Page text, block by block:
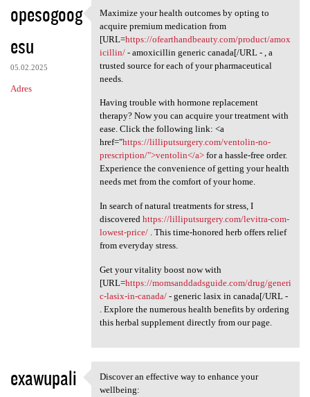
K
o
m
e
n
opesogoog
esu
05.02.2025
Adres
Maximize your health outcomes
Maximize your health outcomes by opting to
acquire premium medication from
[URL=https://ofearthandbeauty.com/product/amox
icillin/- amoxicillin generic canada[/URL - , a
trusted source for each of your pharmaceutical
needs.
Having trouble with hormone replacement
therapy? Now you can acquire your treatment with
ease. Click the following link: <a
href="https://lilliputsurgery.com/ventolin-no-
prescription/">ventolin</a>for a hassle-free order.
Experience the convenience of getting your health
needs met from the comfort of your home.
In search of natural treatments for stress, I
discovered https://lilliputsurgery.com/levitra-com-
lowest-price/. This time-honored herb offers relief
from everyday stress.
Get your vitality boost now with
[URL=https://momsanddadsguide.com/drug/generi
c-lasix-in-canada/- generic lasix in canada[/URL -
. Explore the numerous health benefits by ordering
this herbal supplement directly from our page.
exawupali
Discover an effective way to
Discover an effective way to enhance your
wellbeing: